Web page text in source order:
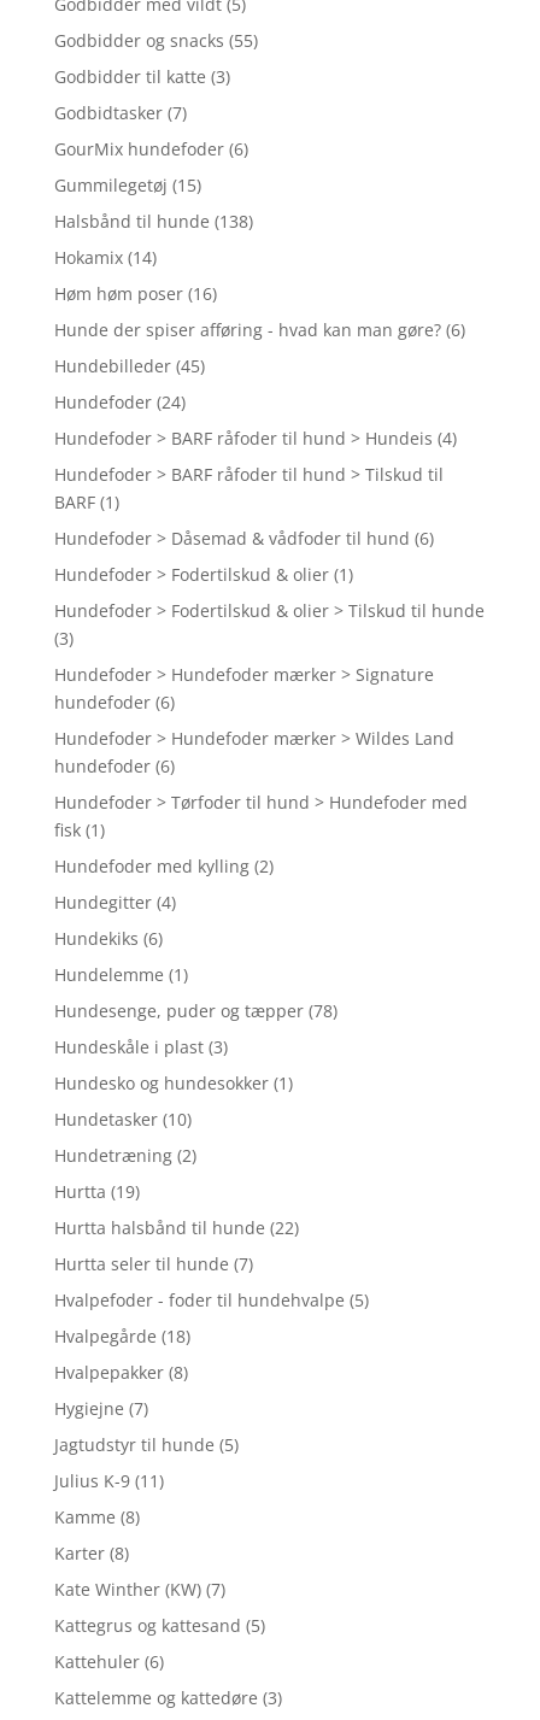
Godbidder og snacks (55)
Godbidder til katte (3)
Godbidtasker (7)
GourMix hundefoder (6)
Gummilegetøj (15)
Halsbånd til hunde (138)
Hokamix (14)
Høm høm poser (16)
Hunde der spiser afføring - hvad kan man gøre? (6)
Hundebilleder (45)
Hundefoder (24)
Hundefoder > BARF råfoder til hund > Hundeis (4)
Hundefoder > BARF råfoder til hund > Tilskud til
BARF (1)
Hundefoder > Dåsemad & vådfoder til hund (6)
Hundefoder > Fodertilskud & olier (1)
Hundefoder > Fodertilskud & olier > Tilskud til hunde
(3)
Hundefoder > Hundefoder mærker > Signature
hundefoder (6)
Hundefoder > Hundefoder mærker > Wildes Land
hundefoder (6)
Hundefoder > Tørfoder til hund > Hundefoder med
fisk (1)
Hundefoder med kylling (2)
Hundegitter (4)
Hundekiks (6)
Hundelemme (1)
Hundesenge, puder og tæpper (78)
Hundeskåle i plast (3)
Hundesko og hundesokker (1)
Hundetasker (10)
Hundetræning (2)
Hurtta (19)
Hurtta halsbånd til hunde (22)
Hurtta seler til hunde (7)
Hvalpefoder - foder til hundehvalpe (5)
Hvalpegårde (18)
Hvalpepakker (8)
Hygiejne (7)
Jagtudstyr til hunde (5)
Julius K-9 (11)
Kamme (8)
Karter (8)
Kate Winther (KW) (7)
Kattegrus og kattesand (5)
Kattehuler (6)
Kattelemme og kattedøre (3)